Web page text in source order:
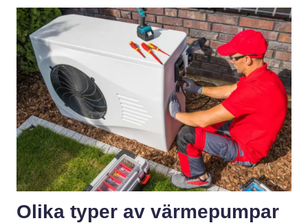
Olika typer av värmepumpar